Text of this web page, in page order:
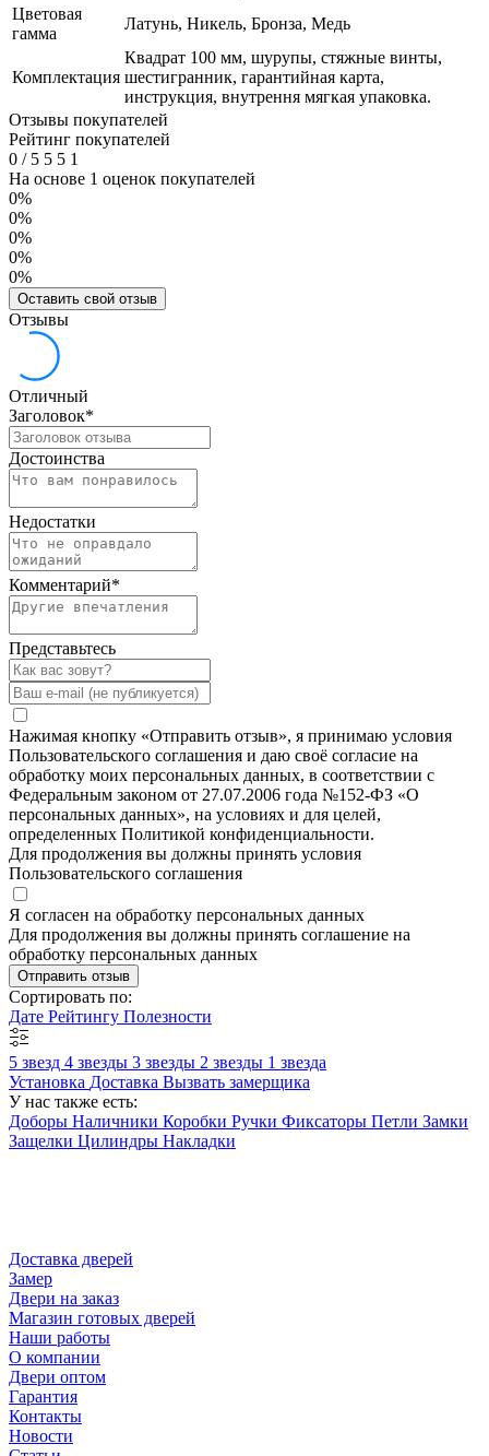
Цветовая
гамма
Латунь, Никель, Бронза, Медь
Комплектация
Квадрат 100 мм, шурупы, стяжные винты,
шестигранник, гарантийная карта,
инструкция, внутрення мягкая упаковка.
Отзывы покупателей
Рейтинг покупателей
0 /5 5 5 1
На основе 1 оценок покупателей
0%
0%
0%
0%
0%
Оставить свой отзыв
Отзывы
Отличный
Заголовок*
Достоинства
Недостатки
Комментарий*
Представьтесь
Нажимая кнопку «Отправить отзыв», я принимаю условия
Пользовательского соглашения и даю своё согласие на
обработку моих персональных данных, в соответствии с
Федеральным законом от 27.07.2006 года №152-ФЗ «О
персональных данных», на условиях и для целей,
определенных Политикой конфиденциальности.
Для продолжения вы должны принять условия
Пользовательского соглашения
Я согласен на обработку персональных данных
Для продолжения вы должны принять соглашение на
обработку персональных данных
Отправить отзыв
Сортировать по:
Дате Рейтингу Полезности
5 звезд 4 звезды 3 звезды 2 звезды 1 звезда
Установка Доставка Вызвать замерщика
У нас также есть:
Доборы Наличники Коробки Ручки Фиксаторы Петли Замки
Защелки Цилиндры Накладки
Доставка дверей
Замер
Двери на заказ
Магазин готовых дверей
Наши работы
О компании
Двери оптом
Гарантия
Контакты
Новости